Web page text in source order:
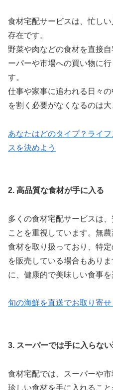
食材宅配サービスは、忙し
存在です。
野菜や肉などの食材を直接
ーパーや市場への買い物に
す。
仕事や家事に追われる日々
を割く必要がなくなるのは大
あなたはどのタイプ？ライ
スを決めよう
2. 高品質な食材が手に入る
多くの食材宅配サービスは
ことを重視しています。無
食材を取り扱っており、特
を販売している場合もあり
に、健康的で美味しい食事を
旬の海鮮を直送でお取り寄
3. スーパーでは手に入らな
食材宅配では、スーパーや
珍しい食材を手に入れるこ